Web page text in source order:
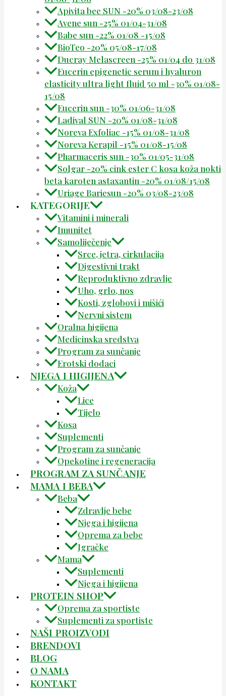
Apivita bee SUN -20% 03/08-23/08
Avene sun -25% 01/04-31/08
Babe sun -22% 01/08 -15/08
BioTeo -20% 05/08-17/08
Ducray Melascreen -25% 01/04 do 31/08
Eucerin epigenetic serum i hyaluron
elasticity ultra light fluid 50 ml -30% 01/08-
15/08
Eucerin sun -30% 01/06-31/08
Ladival SUN -20% 01/08-31/08
Noreva Exfoliac -15% 01/08-31/08
Noreva Kerapil -15% 01/08-15/08
Pharmaceris sun -30% 01/05-31/08
Solgar -20% cink ester C kosa koža nokti
beta karoten astaxantin -20% 01/08/15/08
Uriage Bariesun -20% 03/08-23/08
KATEGORIJE
Vitamini i minerali
Imunitet
Samoliječenje
Srce, jetra, cirkulacija
Digestivni trakt
Reproduktivno zdravlje
Uho, grlo, nos
Kosti, zglobovi i mišići
Nervni sistem
Oralna higijena
Medicinska sredstva
Program za sunčanje
Erotski dodaci
NJEGA I HIGIJENA
Koža
Lice
Tijelo
Kosa
Suplementi
Program za sunčanje
Opekotine i regeneracija
PROGRAM ZA SUNČANJE
MAMA I BEBA
Beba
Zdravlje bebe
Njega i higijena
Oprema za bebe
Igračke
Mama
Suplementi
Njega i higijena
PROTEIN SHOP
Oprema za sportiste
Suplementi za sportiste
NAŠI PROIZVODI
BRENDOVI
BLOG
O NAMA
KONTAKT